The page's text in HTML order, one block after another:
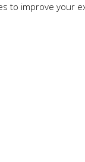
to improve your